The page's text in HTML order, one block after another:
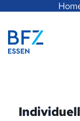
Seite
anspringen
Zur Startseite